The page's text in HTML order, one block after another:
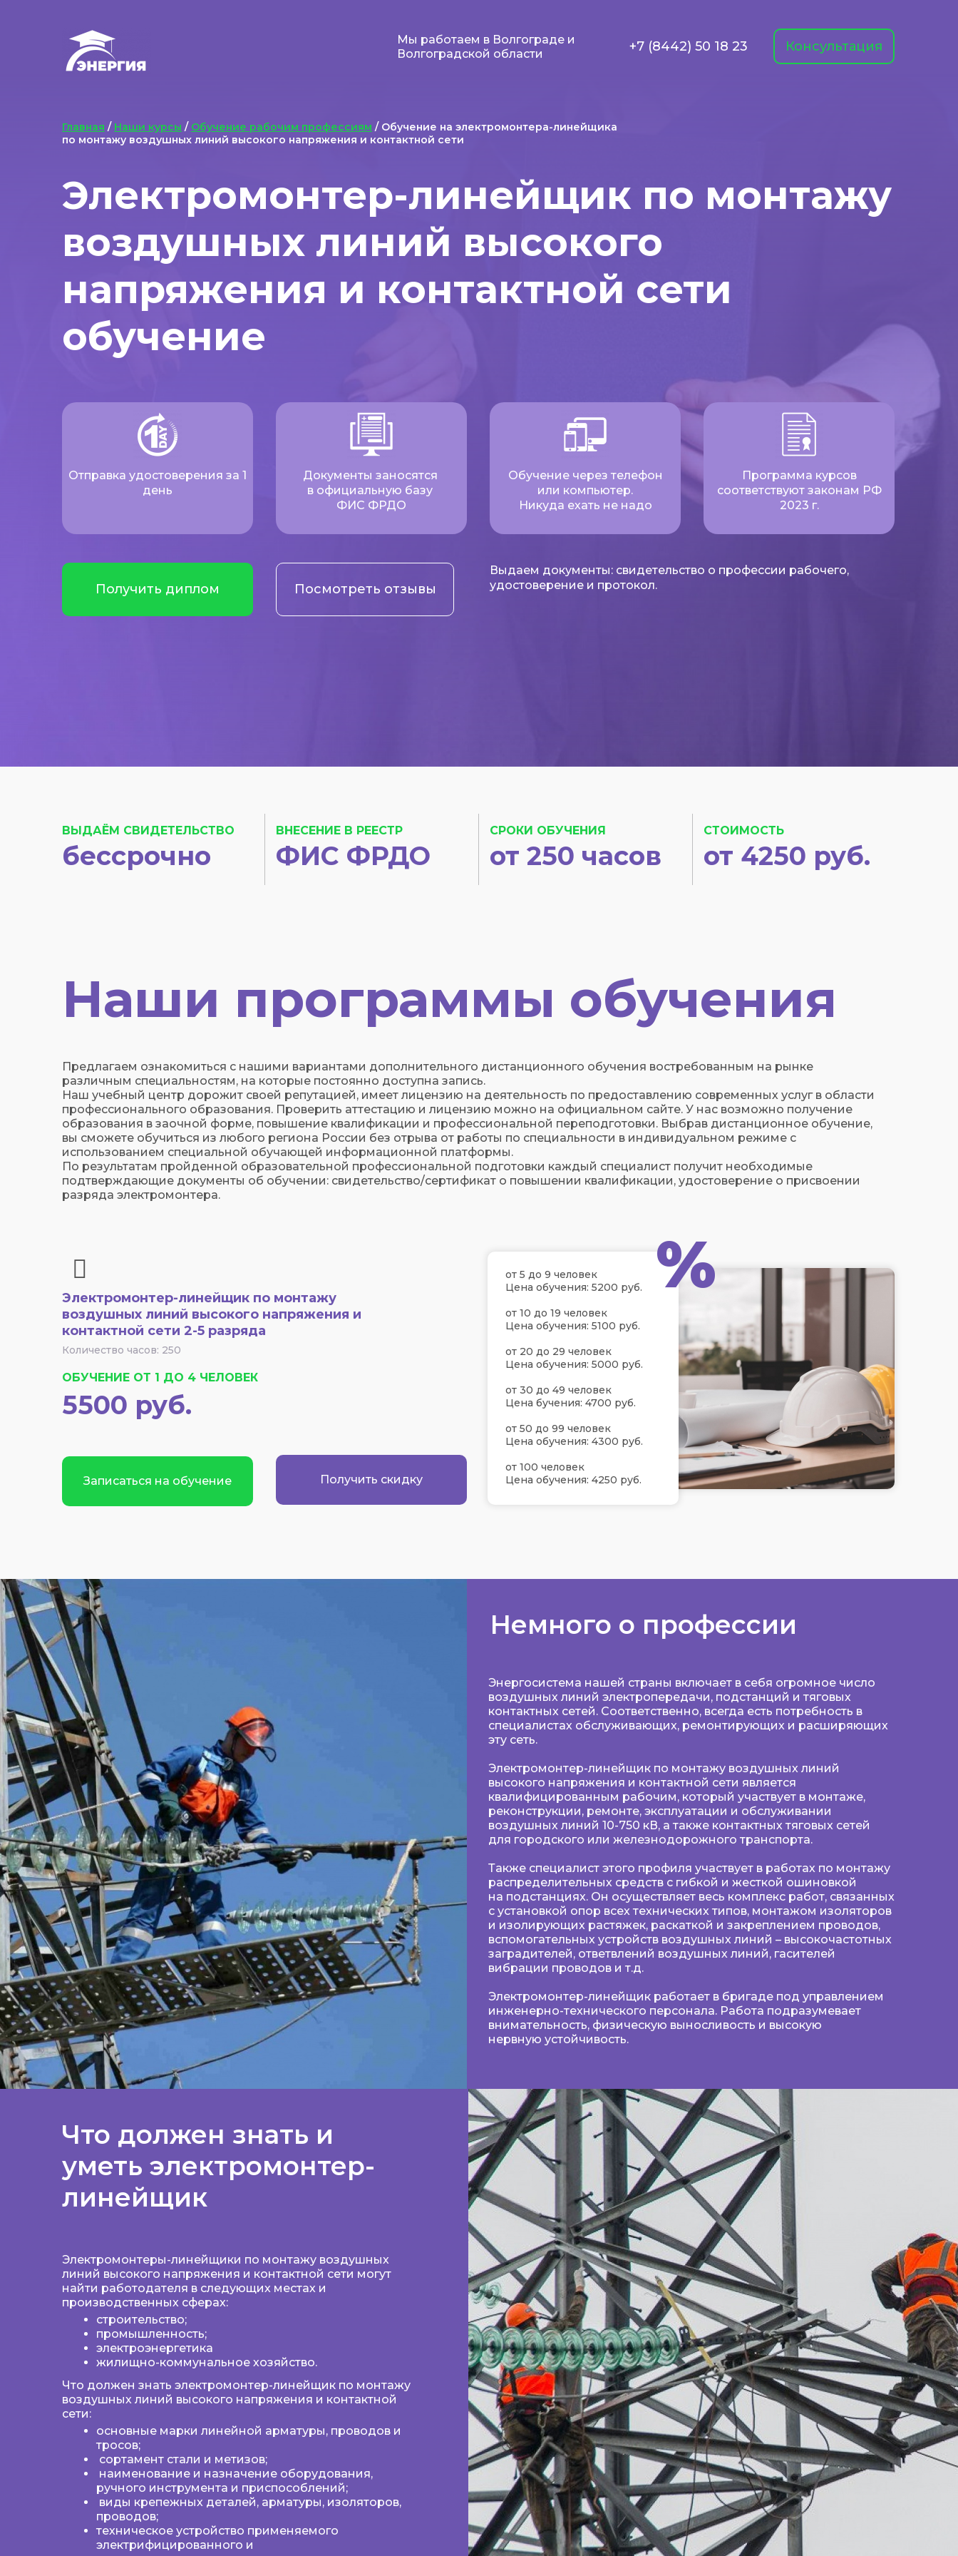
Мы работаем в Волгограде и
Волгоградской области
+7 (8442) 50 18 23 Консультация
Электромонтер-линейщик по монтажу
воздушных линий высокого
напряжения и контактной сети
обучение
Получить диплом
Отправка удостоверения за 1
день
Документы заносятся
в официальную базу
ФИС ФРДО
Обучение через телефон
или компьютер.
Никуда ехать не надо
Программа курсов
соответствуют законам РФ
2023 г.
Главная / Наши курсы / Обучение рабочим профессиям / Обучение на электромонтера-линейщика
по монтажу воздушных линий высокого напряжения и контактной сети
Посмотреть отзывы
Выдаем документы: свидетельство о профессии рабочего,
удостоверение и протокол.
ВЫДАЁМ СВИДЕТЕЛЬСТВО
бессрочно
ВНЕСЕНИЕ В РЕЕСТР
ФИС ФРДО
СРОКИ ОБУЧЕНИЯ СТОИМОСТЬ
от 250 часов от 4250 руб.
Наши программы обучения
Предлагаем ознакомиться с нашими вариантами дополнительного дистанционного обучения востребованным на рынке
различным специальностям, на которые постоянно доступна запись.
Наш учебный центр дорожит своей репутацией, имеет лицензию на деятельность по предоставлению современных услуг в области
профессионального образования. Проверить аттестацию и лицензию можно на официальном сайте. У нас возможно получение
образования в заочной форме, повышение квалификации и профессиональной переподготовки. Выбрав дистанционное обучение,
вы сможете обучиться из любого региона России без отрыва от работы по специальности в индивидуальном режиме с
использованием специальной обучающей информационной платформы.
По результатам пройденной образовательной профессиональной подготовки каждый специалист получит необходимые
подтверждающие документы об обучении: свидетельство/сертификат о повышении квалификации, удостоверение о присвоении
разряда электромонтера.
Электромонтер-линейщик по монтажу
воздушных линий высокого напряжения и
контактной сети 2-5 разряда
Количество часов: 250
Записаться на обучение
ОБУЧЕНИЕ ОТ 1 ДО 4 ЧЕЛОВЕК
5500 руб.
от 5 до 9 человек
Цена обучения: 5200 руб.
от 10 до 19 человек
Цена обучения: 5100 руб.
от 20 до 29 человек
Цена обучения: 5000 руб.
от 30 до 49 человек
Цена бучения: 4700 руб.
от 50 до 99 человек
Цена обучения: 4300 руб.
от 100 человек
Цена обучения: 4250 руб.
Получить скидку
%
Немного о профессии
Энергосистема нашей страны включает в себя огромное число
воздушных линий электропередачи, подстанций и тяговых
контактных сетей. Соответственно, всегда есть потребность в
специалистах обслуживающих, ремонтирующих и расширяющих
эту сеть.
Электромонтер-линейщик по монтажу воздушных линий
высокого напряжения и контактной сети является
квалифицированным рабочим, который участвует в монтаже,
реконструкции, ремонте, эксплуатации и обслуживании
воздушных линий 10-750 кВ, а также контактных тяговых сетей
для городского или железнодорожного транспорта.
Также специалист этого профиля участвует в работах по монтажу
распределительных средств с гибкой и жесткой ошиновкой
на подстанциях. Он осуществляет весь комплекс работ, связанных
с установкой опор всех технических типов, монтажом изоляторов
и изолирующих растяжек, раскаткой и закреплением проводов,
вспомогательных устройств воздушных линий – высокочастотных
заградителей, ответвлений воздушных линий, гасителей
вибрации проводов и т.д.
Электромонтер-линейщик работает в бригаде под управлением
инженерно-технического персонала. Работа подразумевает
внимательность, физическую выносливость и высокую
нервную устойчивость.
Что должен знать и
уметь электромонтер-
линейщик
Электромонтеры-линейщики по монтажу воздушных
линий высокого напряжения и контактной сети могут
найти работодателя в следующих местах и
производственных сферах:
строительство;
промышленность;
электроэнергетика
жилищно-коммунальное хозяйство.
Что должен знать электромонтер-линейщик по монтажу
воздушных линий высокого напряжения и контактной
сети:
основные марки линейной арматуры, проводов и
тросов;
сортамент стали и метизов;
наименование и назначение оборудования,
ручного инструмента и приспособлений;
виды крепежных деталей, арматуры, изоляторов,
проводов;
техническое устройство применяемого
электрифицированного и